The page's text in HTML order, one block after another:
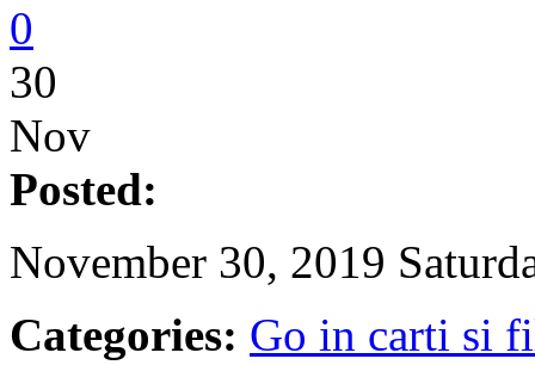
0
30
Nov
Posted:
November 30, 2019
Categories: Go in carti si